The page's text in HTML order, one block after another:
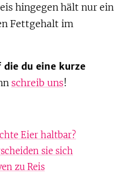
hingegen hält nur ein
Fettgehalt im
die du eine kurze
schreib uns!
Eier haltbar?
sie sich
zu Reis